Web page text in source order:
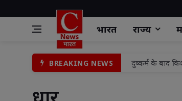
भारत राज्य
BREAKING NEWS
साधु वेश विवाद